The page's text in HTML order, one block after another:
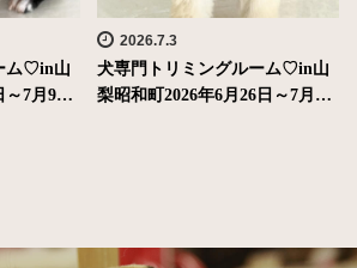
ム♡in山
～7月9…
2026.7.3
犬専門トリミングルーム♡in山
梨昭和町2026年6月26日～7月…